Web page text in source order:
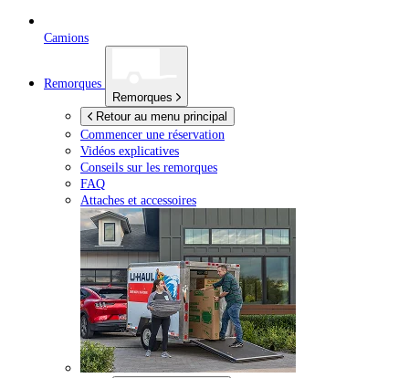
Camions
Remorques
Remorques
Retour au menu principal
Commencer une réservation
Vidéos explicatives
Conseils sur les remorques
FAQ
Attaches et accessoires